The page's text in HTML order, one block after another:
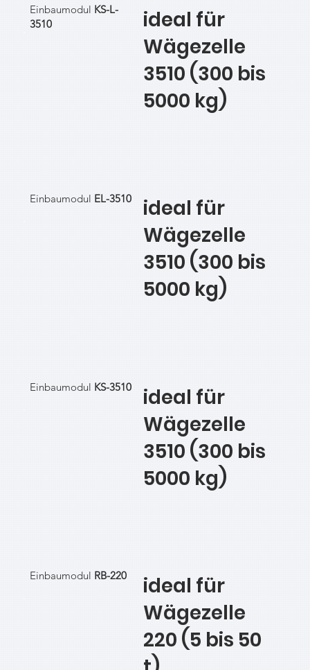
ideal für
Wägezelle
3510 (300 bis
5000 kg)
Einbaumodul KS-L-
3510
ideal für
Wägezelle
3510 (300 bis
5000 kg)
Einbaumodul EL-3510
ideal für
Wägezelle
3510 (300 bis
5000 kg)
Einbaumodul KS-3510
ideal für
Wägezelle
220 (5 bis 50
Einbaumodul RB-220